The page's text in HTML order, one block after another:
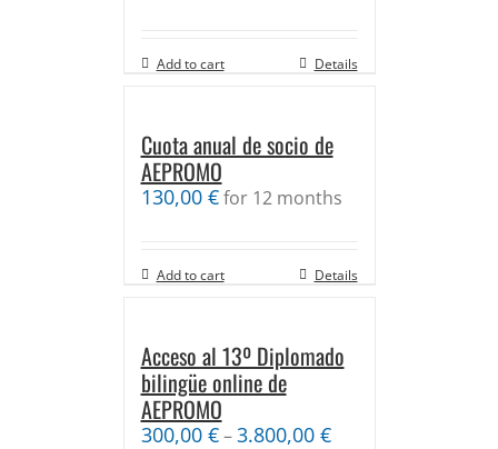
Add to cart Details
Cuota anual de socio de
AEPROMO
130,00 €for 12 months
Add to cart Details
Acceso al 13º Diplomado
bilingüe online de
AEPROMO
300,00 €–3.800,00 €